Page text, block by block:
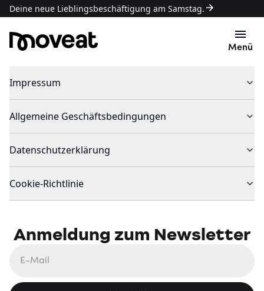
Deine neue Lieblingsbeschäftigung am Samstag.
Menü
Impressum
Allgemeine Geschäftsbedingungen
Datenschutzerklärung
Cookie-Richtlinie
Anmeldung zum Newsletter